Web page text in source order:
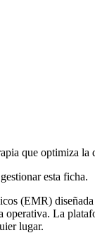
que optimiza
esta ficha.
(EMR)
La
lugar.